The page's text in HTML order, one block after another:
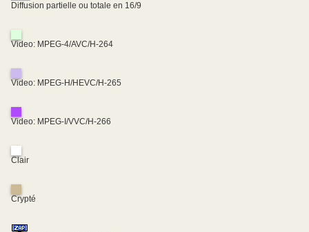
Diffusion partielle ou totale en 16/9
Video: MPEG-4/AVC/H-264
Video: MPEG-H/HEVC/H-265
Video: MPEG-I/VVC/H-266
Clair
Crypté